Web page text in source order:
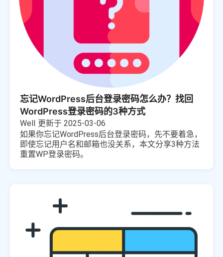
忘记WordPress后台登录密码怎么办？找回
WordPress登录密码的3种方式
Well 更新于 2025-03-06
如果你忘记WordPress后台登录密码，先不要着急，
即使忘记用户名和邮箱也没关系，本文分享3种方法
重置WP登录密码。